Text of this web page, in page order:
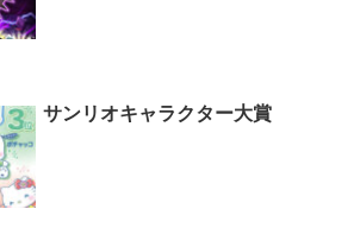
サンリオキャラクター大賞